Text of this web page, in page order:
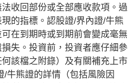
收回部份或全部應收款項。過
的指標。認股證/界內證/牛熊
在到期時或到期前會變成毫無
失。投資前，投資者應仔細參
該檔之附錄）及有關補充上市
/牛熊證的詳情（包括風險因